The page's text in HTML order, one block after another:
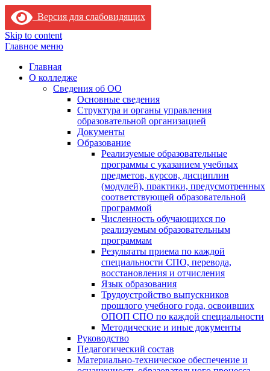
Версия для слабовидящих
Skip to content
Главное меню
Главная
О колледже
Сведения об ОО
Основные сведения
Структура и органы управления
образовательной организацией
Документы
Образование
Реализуемые образовательные
программы с указанием учебных
предметов, курсов, дисциплин
(модулей), практики, предусмотренных
соответствующей образовательной
программой
Численность обучающихся по
реализуемым образовательным
программам
Результаты приема по каждой
специальности СПО, перевода,
восстановления и отчисления
Язык образования
Трудоустройство выпускников
прошлого учебного года, освоивших
ОПОП СПО по каждой специальности
Методические и иные документы
Руководство
Педагогический состав
Материально-техническое обеспечение и